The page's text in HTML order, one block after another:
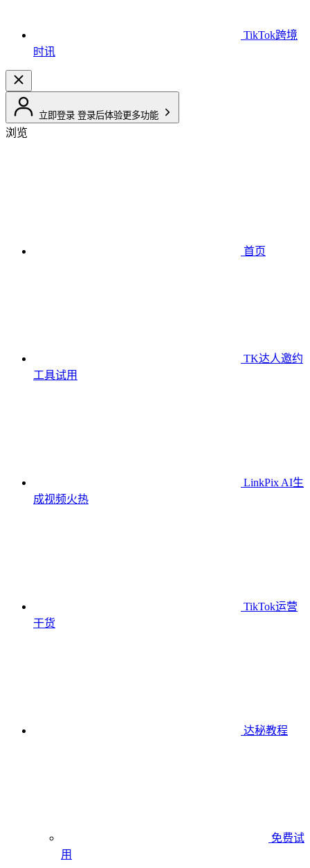
TikTok跨境
时讯
立即登录 登录后体验更多功能
浏览
首页
TK达人邀约
工具试用
LinkPix AI生
成视频火热
TikTok运营
干货
达秘教程
免费试
用